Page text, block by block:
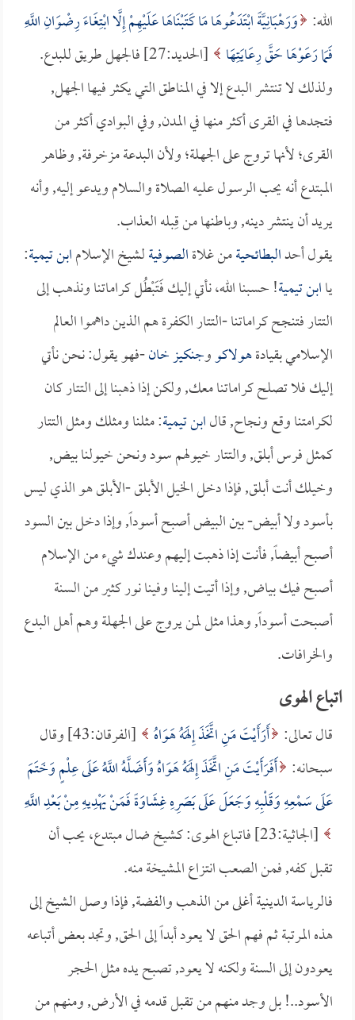
الله: وَرَهْبَانِيَّةً ابْتَدَعُوهَا مَا كَتَبْنَاهَا عَلَيْهِمْ إِلَّا ابْتِغَاءَ رِضْوَانِ اللَّهِ
فَمَا رَعَوْهَا حَقَّ رِعَايَتِهَا
[الحديد:27] فالجهل طريق للبدع.
ولذلك لا تنتشر البدع إلا في المناطق التي يكثر فيها الجهل,
فتجدها في القرى أكثر منها في المدن, وفي البوادي أكثر من
القرى؛ لأنها تروج على الجهلة؛ ولأن البدعة مزخرفة, وظاهر
المبتدع أنه يحب الرسول عليه الصلاة والسلام ويدعو إليه, وأنه
يريد أن ينتشر دينه, وباطنها من قِبله العذاب.
يقول أحدالبطائحيةمن غلاةالصوفيةلشيخ الإسلامابن تيمية:
ياابن تيمية! حسبنا الله، نأتي إليك فَتَبْطُل كراماتنا ونذهب إلى
التتار فتنجح كراماتنا -التتار الكفرة هم الذين داهموا العالم
الإسلامي بقيادةهولاكووجنكيز خان-فهو يقول: نحن نأتي
إليك فلا تصلح كراماتنا معك, ولكن إذا ذهبنا إلى التتار كان
لكرامتنا وقع ونجاح, قالابن تيمية: مثلنا ومثلك ومثل التتار
كمثل فرس أبلق, والتتار خيولهم سود ونحن خيولنا بيض,
وخيلك أنت أبلق, فإذا دخل الخيل الأبلق -الأبلق هو الذي ليس
بأسود ولا أبيض- بين البيض أصبح أسوداً, وإذا دخل بين السود
أصبح أبيضاً, فأنت إذا ذهبت إليهم وعندك شيء من الإسلام
أصبح فيك بياض, وإذا أتيت إلينا وفينا نور كثير من السنة
أصبحت أسوداً, وهذا مثل لمن يروج على الجهلة وهم أهل البدع
والخرافات.
اتباع الهوى
قال تعالى: أَرَأَيْتَ مَنِ اتَّخَذَ إِلَهَهُ هَوَاهُ
[الفرقان:43] وقال
سبحانه: أَفَرَأَيْتَ مَنِ اتَّخَذَ إِلَهَهُ هَوَاهُ وَأَضَلَّهُ اللَّهُ عَلَى عِلْمٍ وَخَتَمَ
عَلَى سَمْعِهِ وَقَلْبِهِ وَجَعَلَ عَلَى بَصَرِهِ غِشَاوَةً فَمَنْ يَهْدِيهِ مِنْ بَعْدِ اللَّهِ
[الجاثية:23] فاتباع الهوى: كشيخ ضال مبتدع، يحب أن
تقبل كفه, فمن الصعب انتزاع المشيخة منه.
فالرياسة الدينية أغلى من الذهب والفضة, فإذا وصل الشيخ إلى
هذه المرتبة ثم فهم الحق لا يعود أبداً إلى الحق, وتجد بعض أتباعه
يعودون إلى السنة ولكنه لا يعود, تصبح يده مثل الحجر
الأسود..! بل وجد منهم من تقبل قدمه في الأرض, ومنهم من